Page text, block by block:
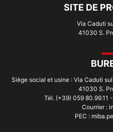
SITE DE
Via Caduti
41030 S.
Siège social et usine : Via Caduti
41030 S.
Tél. (+39) 059 80.99.11
Courrier :
PEC :